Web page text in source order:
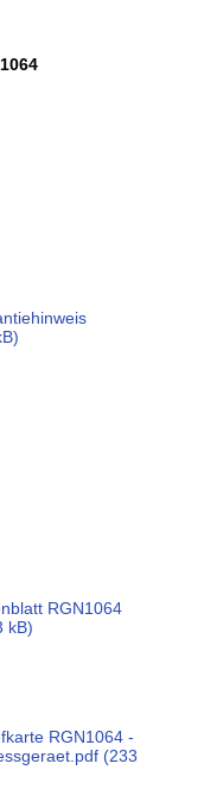
RGN1064
kB)
RGN1064 -
(233